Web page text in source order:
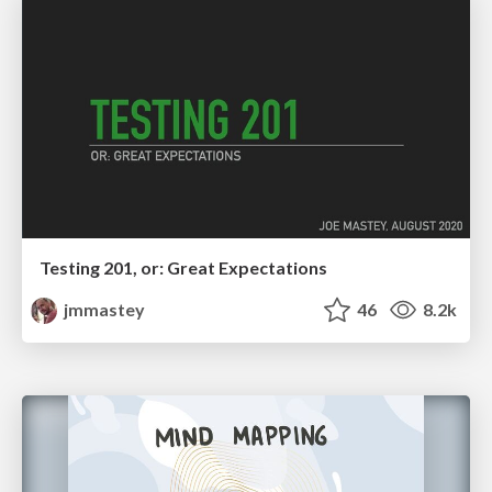
Testing 201, or: Great Expectations
jmmastey
46 8.2k